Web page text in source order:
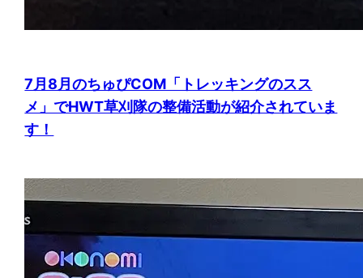
7月8月のちゅぴCOM「トレッキングのスス
メ」でHWT草刈隊の整備活動が紹介されていま
す！